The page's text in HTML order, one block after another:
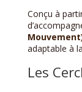
Conçu à
adaptable à
Les